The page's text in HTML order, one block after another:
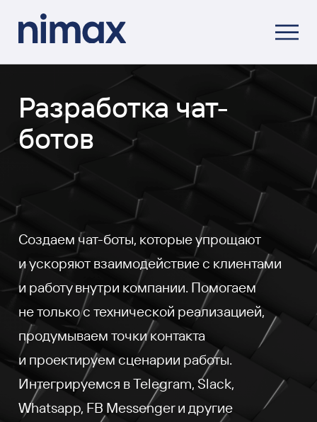
Разработка чат-
ботов
Создаем чат-боты, которые упрощают
и ускоряют взаимодействие с клиентами
и работу внутри компании. Помогаем
не только с технической реализацией,
продумываем точки контакта
и проектируем сценарии работы.
Интегрируемся в Telegram, Slack,
Whatsapp, FB Messenger и другие